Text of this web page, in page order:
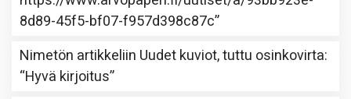
8d89-45f5-bf07-f957d398c87c”
Nimetön artikkeliin Uudet kuviot, tuttu osinkovirta:
“Hyvä kirjoitus”